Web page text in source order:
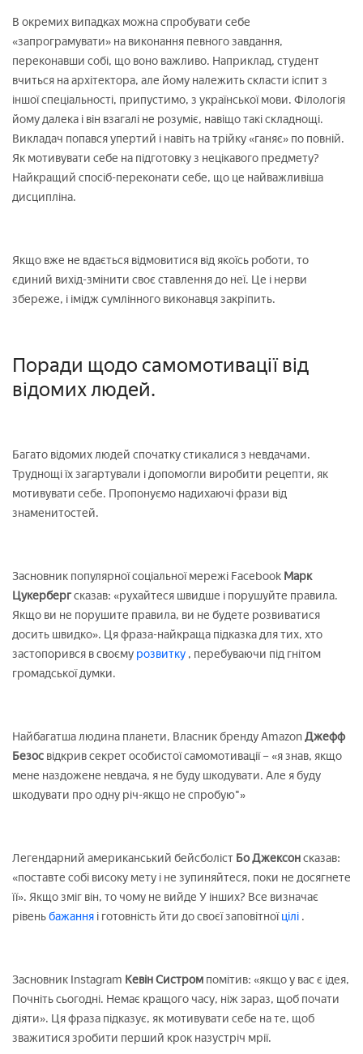
В окремих випадках можна спробувати себе
«запрограмувати» на виконання певного завдання,
переконавши собі, що воно важливо. Наприклад, студент
вчиться на архітектора, але йому належить скласти іспит з
іншої спеціальності, припустимо, з української мови. Філологія
йому далека і він взагалі не розуміє, навіщо такі складнощі.
Викладач попався упертий і навіть на трійку «ганяє» по повній.
Як мотивувати себе на підготовку з нецікавого предмету?
Найкращий спосіб-переконати себе, що це найважливіша
дисципліна.
Якщо вже не вдається відмовитися від якоїсь роботи, то
єдиний вихід-змінити своє ставлення до неї. Це і нерви
збереже, і імідж сумлінного виконавця закріпить.
Поради щодо самомотивації від
відомих людей.
Багато відомих людей спочатку стикалися з невдачами.
Труднощі їх загартували і допомогли виробити рецепти, як
мотивувати себе. Пропонуємо надихаючі фрази від
знаменитостей.
Засновник популярної соціальної мережі Facebook Марк
Цукербергсказав: «рухайтеся швидше і порушуйте правила.
Якщо ви не порушите правила, ви не будете розвиватися
досить швидко». Ця фраза-найкраща підказка для тих, хто
застопорився в своєму розвитку , перебуваючи під гнітом
громадської думки.
Найбагатша людина планети, Власник бренду AmazonДжефф
Безос відкрив секрет особистої самомотивації – «я знав, якщо
мене наздожене невдача, я не буду шкодувати. Але я буду
шкодувати про одну річ-якщо не спробую"»
Легендарний американський бейсболіст Бо Джексонсказав:
«поставте собі високу мету і не зупиняйтеся, поки не досягнете
її». Якщо зміг він, то чому не вийде У інших? Все визначає
рівеньбажання і готовність йти до своєї заповітноїцілі .
Засновник Instagram Кевін Систром помітив: «якщо у вас є ідея,
Почніть сьогодні. Немає кращого часу, ніж зараз, щоб почати
діяти». Ця фраза підказує, як мотивувати себе на те, щоб
зважитися зробити перший крок назустріч мрії.